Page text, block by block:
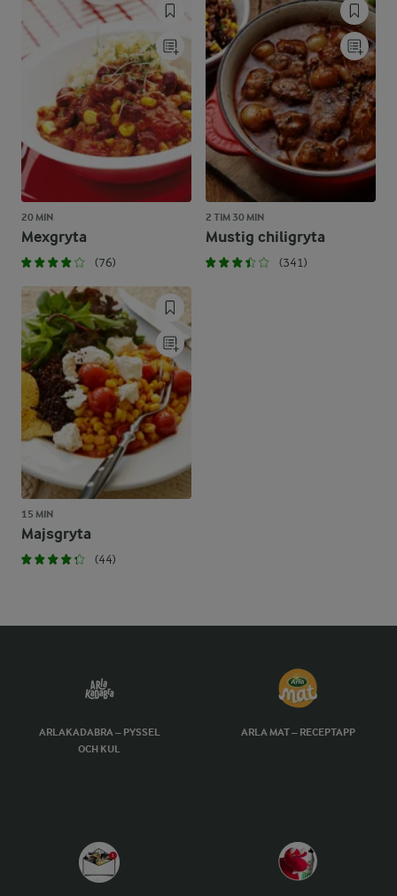
20 MIN
Mexgryta
(76)
2 TIM 30 MIN
Mustig chiligryta
(341)
15 MIN
Majsgryta
(44)
ARLAKADABRA – PYSSEL
OCH KUL
ARLA MAT – RECEPTAPP